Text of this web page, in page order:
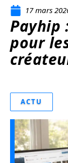
17 mars
Payhip
pour
ACTU